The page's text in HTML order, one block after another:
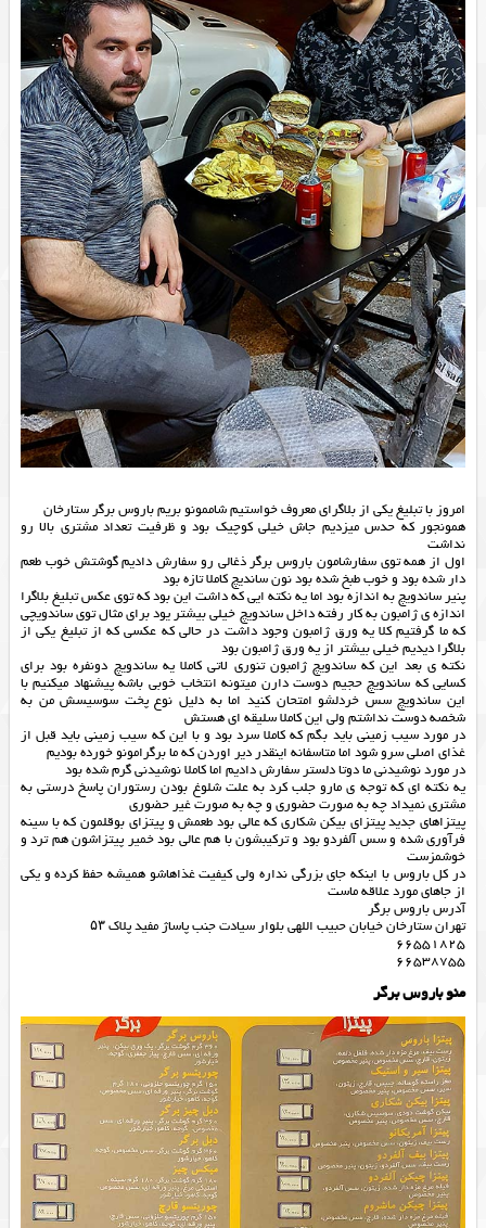
امروز با تبليغ يكي از بلاگراي معروف خواستيم شاممونو بريم باروس برگر ستارخان
همونجور كه حدس ميزديم جاش خيلي كوچيك بود و ظرفيت تعداد مشتري بالا رو
نداشت
اول از همه توي سفارشامون باروس برگر ذغالي رو سفارش داديم گوشتش خوب طعم
دار شده بود و خوب طبخ شده بود نون سانديچ كاملا تازه بود
پنير ساندويچ به اندازه بود اما يه نكته ايي كه داشت اين بود كه توي عكس تبليغ بلاگرا
اندازه ي ژامبون به كار رفته داخل ساندويچ خيلي بيشتر يود براي مثال توي ساندويچي
كه ما گرفتيم كلا يه ورق ژامبون وجود داشت در حالي كه عكسي كه از تبليغ يكي از
بلاگرا ديديم خيلي بيشتر از يه ورق ژامبون بود
نكته ي بعد اين كه ساندويچ ژامبون تنوري لاتي كاملا يه ساندويچ دونفره بود براي
كسايي كه ساندويچ حجيم دوست دارن ميتونه انتخاب خوبي باشه پيشنهاد ميكنيم با
اين ساندويچ سس خردلشو امتحان كنيد اما به دليل نوع پخت سوسيسش من به
شخصه دوست نداشتم ولي اين كاملا سليقه اي هستش
در مورد سيب زميني بايد بگم كه كاملا سرد بود و با اين كه سيب زميني بايد قبل از
غذاي اصلي سرو شود اما متاسفانه اينقدر دير اوردن كه ما برگرامونو خورده بوديم
در مورد نوشيدني ما دوتا دلستر سفارش داديم اما كاملا نوشيدني گرم شده بود
يه نكته اي كه توجه ي مارو جلب كرد به علت شلوغ بودن رستوران پاسخ درستي به
مشتري نميداد چه به صورت حضوري و چه به صورت غير حضوري
پیتزاهای جدید پیتزای بیکن شکاری که عالی بود طعمش و پیتزای بوقلمون که با سینه
فرآوری شده و سس آلفردو بود و ترکیبشون با هم عالی بود خمیر پیتزاشون هم ترد و
خوشمزست
در کل باروس با اینکه جای بزرگی نداره ولی کیفیت غذاهاشو ‌همیشه حفظ کرده و یکی
از جاهای مورد علاقه ماست
آدرس باروس برگر
تهران ستارخان خیابان حبیب اللهی بلوار سیادت جنب پاساژ مفید پلاک ۵۳
‪‪‪66551825
66538755
منو باروس برگر